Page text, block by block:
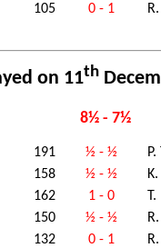
105 0 - 1
on 11th
8½ - 7½
191 ½ - ½
158 ½ - ½
162 1 - 0
T.
150 ½ - ½
132 0 - 1